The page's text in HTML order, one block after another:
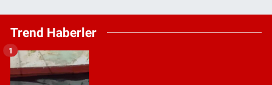
Trend Haberler
1